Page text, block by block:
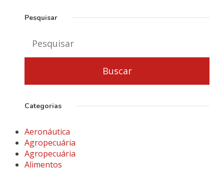
Pesquisar
Categorias
Aeronáutica
Agropecuária
Agropecuária
Alimentos